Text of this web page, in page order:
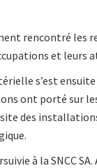
rencontré les
et leurs
s’est
ont porté sur
des
à la SNCC